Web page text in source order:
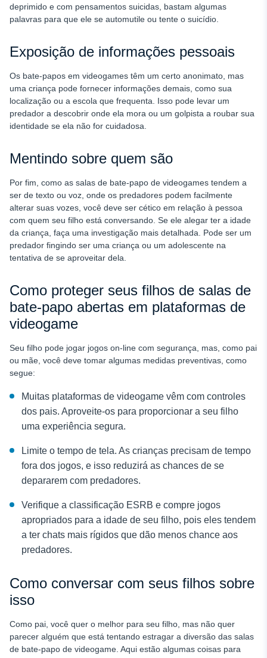
deprimido e com pensamentos suicidas, bastam algumas
palavras para que ele se automutile ou tente o suicídio.
Exposição de informações pessoais
Os bate-papos em videogames têm um certo anonimato, mas
uma criança pode fornecer informações demais, como sua
localização ou a escola que frequenta. Isso pode levar um
predador a descobrir onde ela mora ou um golpista a roubar sua
identidade se ela não for cuidadosa.
Mentindo sobre quem são
Por fim, como as salas de bate-papo de videogames tendem a
ser de texto ou voz, onde os predadores podem facilmente
alterar suas vozes, você deve ser cético em relação à pessoa
com quem seu filho está conversando. Se ele alegar ter a idade
da criança, faça uma investigação mais detalhada. Pode ser um
predador fingindo ser uma criança ou um adolescente na
tentativa de se aproveitar dela.
Como proteger seus filhos de salas de
bate-papo abertas em plataformas de
videogame
Seu filho pode jogar jogos on-line com segurança, mas, como pai
ou mãe, você deve tomar algumas medidas preventivas, como
segue:
Muitas plataformas de videogame vêm com controles
dos pais. Aproveite-os para proporcionar a seu filho
uma experiência segura.
Limite o tempo de tela. As crianças precisam de tempo
fora dos jogos, e isso reduzirá as chances de se
depararem com predadores.
Verifique a classificação ESRB e compre jogos
apropriados para a idade de seu filho, pois eles tendem
a ter chats mais rígidos que dão menos chance aos
predadores.
Como conversar com seus filhos sobre
isso
Como pai, você quer o melhor para seu filho, mas não quer
parecer alguém que está tentando estragar a diversão das salas
de bate-papo de videogame. Aqui estão algumas coisas para